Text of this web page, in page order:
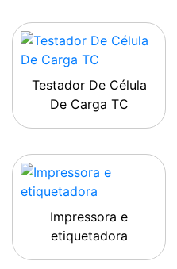
Testador De Célula
De Carga TC
Impressora e
etiquetadora